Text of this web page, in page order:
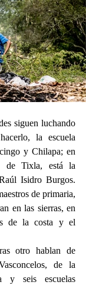
siguen luchando
la escuela
y Chilapa; en
de Tixla, está la
Isidro Burgos.
de primaria,
en las sierras, en
de la costa y el
otro hablan de
de la
y seis escuelas